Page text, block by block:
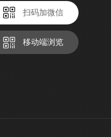
扫码加微信
移动端浏览